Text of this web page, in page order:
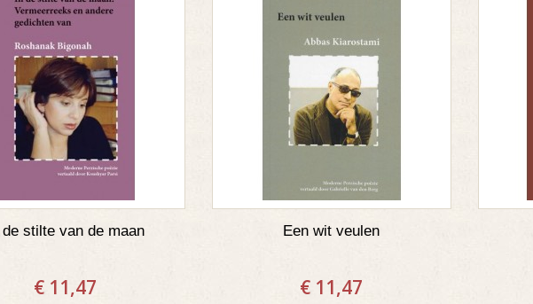
stilte van de maan
€ 11,47
Een wit veulen
€ 11,47